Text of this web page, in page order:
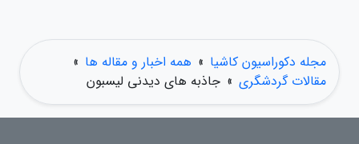
مجله دکوراسیون کاشیا » همه اخبار و مقاله ها »
مقالات گردشگری » جاذبه های دیدنی لیسبون